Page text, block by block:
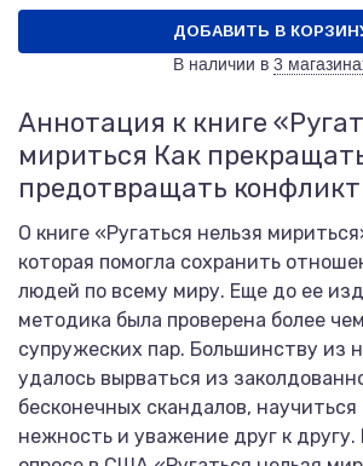
ДОБАВИТЬ В
В наличии в 3
Аннотация к книге
мириться Как
предотвращать
О книге «Ругаться нельзя
которая помогла сохранить
людей по всему миру. Еще до ее
методика была проверена более
супружеских пар. Большинству из
удалось вырваться из
бесконечных скандалов, научиться
нежность и уважение друг к